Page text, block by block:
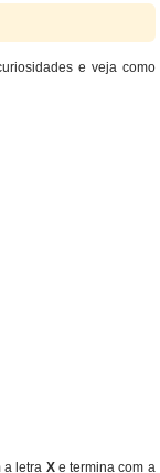
e veja como
a letra Xe termina com a